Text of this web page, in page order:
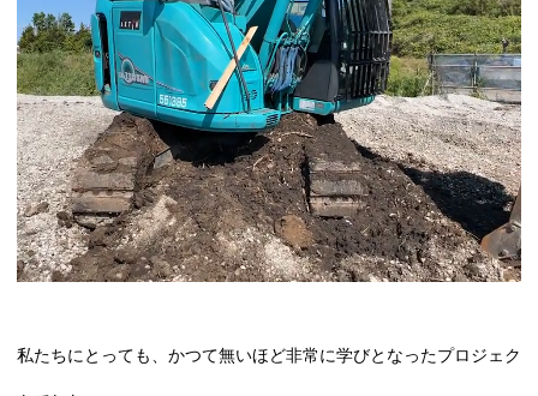
私たちにとっても、かつて無いほど非常に学びとなったプロジェク